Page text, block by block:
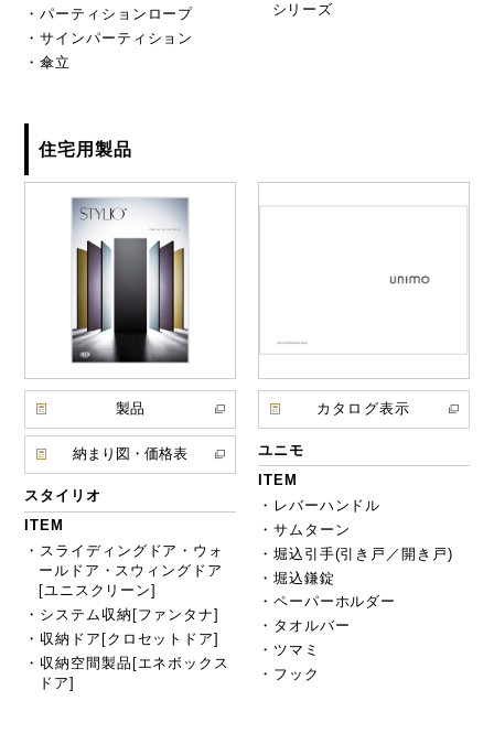
・パーティションロープ
・サインパーティション
・傘立
シリーズ
住宅用製品
製品
納まり図・価格表
スタイリオ
ITEM
・スライディングドア・ウォ
ールドア・スウィングドア
[ユニスクリーン]
・システム収納[ファンタナ]
・収納ドア[クロセットドア]
・収納空間製品[エネボックス
ドア]
カタログ表示
ユニモ
ITEM
・レバーハンドル
・サムターン
・堀込引手(引き戸／開き戸)
・堀込鎌錠
・ペーパーホルダー
・タオルバー
・ツマミ
・フック